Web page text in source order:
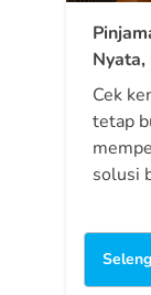
Nyata,
Cek
tetap
solusi